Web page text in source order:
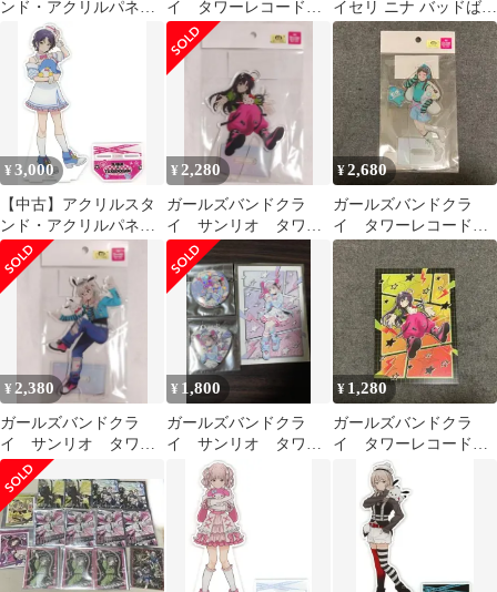
ンド・アクリルパネル
全9種セット 「ガール
ズバンドクライ×サンリ
オキャラクターズ POP-
UP SHOP アクリルぷち
スタンド 01.ミニキャラ
デザイン(コラボイラス
ト)」
イ タワーレコード
サンリオ アクリルス
タンド 安和すばる
イセリ ニナ バッドばつ
丸 サンリオ コラボ ア
クリル スタンド フィギ
ュア
¥3,000
【中古】アクリルスタ
ンド・アクリルパネル
08.ナナ×タキシードサ
ム(コラボイラスト)
BIGアクリルスタンド
「ガールズバンドクラ
イ×サンリオキャラクタ
ーズ POP-UP SHOP」
¥ 2,280
ガールズバンドクラ
イ サンリオ タワレ
コ アクリルスタン
ド すばる
¥2,680
ガールズバンドクラ
イ タワーレコード
サンリオ アクリルス
タンド リン
¥2,380
ガールズバンドクラ
イ サンリオ タワレ
コ アクリルスタン
ド 桃香
¥ 1,800
ガールズバンドクラ
イ サンリオ タワレ
コ ヒナ マイメロデ
ィ 3種セット
¥ 1,280
ガールズバンドクラ
イ タワーレコード
サンリオ ポストカー
ド 安和すばる